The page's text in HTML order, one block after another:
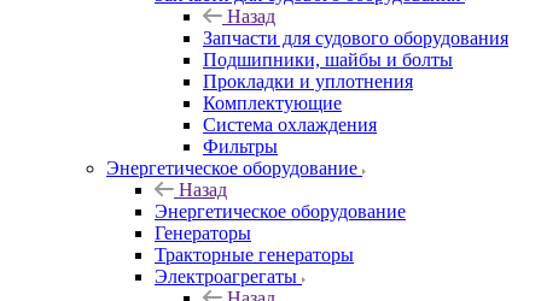
Назад
Запчасти для судового оборудования
Подшипники, шайбы и болты
Прокладки и уплотнения
Комплектующие
Система охлаждения
Фильтры
Энергетическое оборудование
Назад
Энергетическое оборудование
Генераторы
Тракторные генераторы
Электроагрегаты